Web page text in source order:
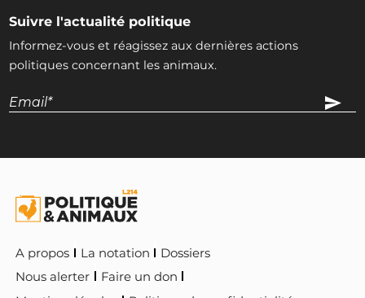
Suivre l'actualité politique
Informez-vous et réagissez aux dernières actions
politiques concernant les animaux.
A propos La notation
Dossiers
Nous alerter
Faire un don